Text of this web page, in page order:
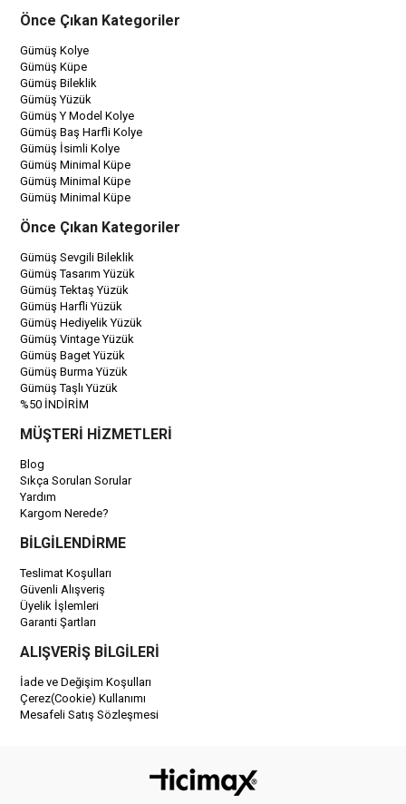
Önce Çıkan Kategoriler
Gümüş Kolye
Gümüş Küpe
Gümüş Bileklik
Gümüş Yüzük
Gümüş Y Model Kolye
Gümüş Baş Harfli Kolye
Gümüş İsimli Kolye
Gümüş Minimal Küpe
Gümüş Minimal Küpe
Gümüş Minimal Küpe
Önce Çıkan Kategoriler
Gümüş Sevgili Bileklik
Gümüş Tasarım Yüzük
Gümüş Tektaş Yüzük
Gümüş Harfli Yüzük
Gümüş Hediyelik Yüzük
Gümüş Vintage Yüzük
Gümüş Baget Yüzük
Gümüş Burma Yüzük
Gümüş Taşlı Yüzük
%50 İNDİRİM
MÜŞTERİ HİZMETLERİ
Blog
Sıkça Sorulan Sorular
Yardım
Kargom Nerede?
BİLGİLENDİRME
Teslimat Koşulları
Güvenli Alışveriş
Üyelik İşlemleri
Garanti Şartları
ALIŞVERİŞ BİLGİLERİ
İade ve Değişim Koşulları
Çerez(Cookie) Kullanımı
Mesafeli Satış Sözleşmesi